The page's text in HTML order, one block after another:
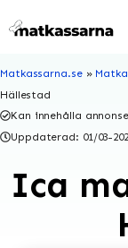
till
Matkassarna.se»
Hällestad
Kan innehålla
Uppdaterad: 01/03-
Ica